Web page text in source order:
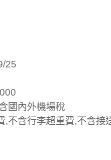
25
國內外機場稅
,不含行李超重費,不含接